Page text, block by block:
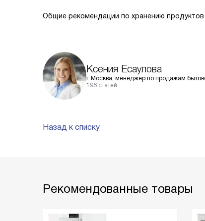
Общие рекомендации по хранению продуктов
Ксения Есаулова
г. Москва, менеджер по продажам
196 статей
Назад к списку
Рекомендованные товары